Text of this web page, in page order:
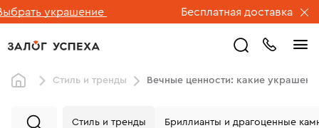
Бесплатная доставка ювелирных
Стиль и тренды Вечные ценности: какие
Бриллианты и драгоценные
Стиль и тренды